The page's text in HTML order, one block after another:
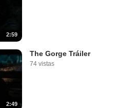
2:59
2:49
The Gorge Tráiler
74 vistas